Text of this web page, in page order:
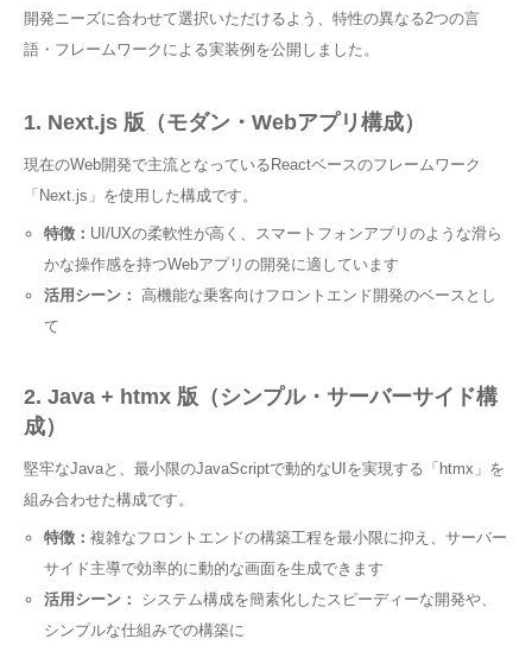
開発ニーズに合わせて選択いただけるよう、特性の異なる2つの言
語・フレームワークによる実装例を公開しました。
1. Next.js 版（モダン・Webアプリ構成）
現在のWeb開発で主流となっているReactベースのフレームワーク
「Next.js」を使用した構成です。
特徴： UI/UXの柔軟性が高く、スマートフォンアプリのような滑ら
かな操作感を持つWebアプリの開発に適しています
活用シーン： 高機能な乗客向けフロントエンド開発のベースとし
て
2. Java + htmx 版（シンプル・サーバーサイド構
成）
堅牢なJavaと、最小限のJavaScriptで動的なUIを実現する「htmx」を
組み合わせた構成です。
特徴： 複雑なフロントエンドの構築工程を最小限に抑え、サーバー
サイド主導で効率的に動的な画面を生成できます
活用シーン： システム構成を簡素化したスピーディーな開発や、
シンプルな仕組みでの構築に